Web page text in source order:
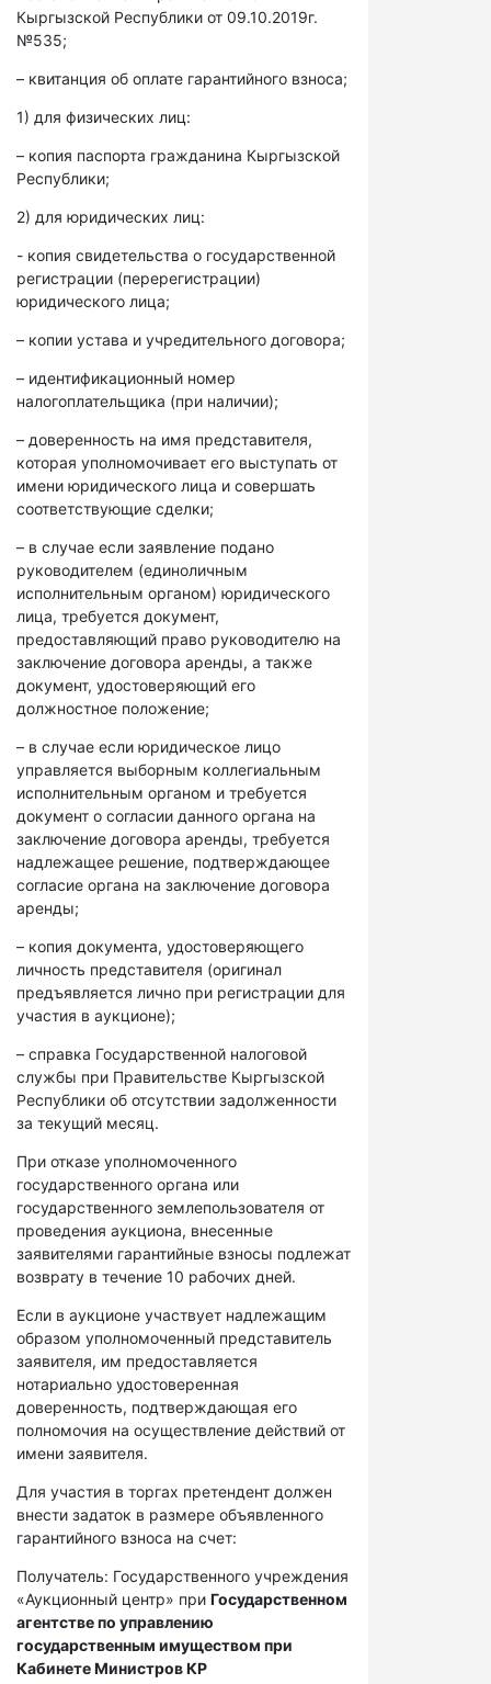
Кыргызской Республики от 09.10.2019г.
№535;
– квитанция об оплате гарантийного взноса;
1) для физических лиц:
– копия паспорта гражданина Кыргызской
Республики;
2) для юридических лиц:
- копия свидетельства о государственной
регистрации (перерегистрации)
юридического лица;
– копии устава и учредительного договора;
– идентификационный номер
налогоплательщика (при наличии);
– доверенность на имя представителя,
которая уполномочивает его выступать от
имени юридического лица и совершать
соответствующие сделки;
– в случае если заявление подано
руководителем (единоличным
исполнительным органом) юридического
лица, требуется документ,
предоставляющий право руководителю на
заключение договора аренды, а также
документ, удостоверяющий его
должностное положение;
– в случае если юридическое лицо
управляется выборным коллегиальным
исполнительным органом и требуется
документ о согласии данного органа на
заключение договора аренды, требуется
надлежащее решение, подтверждающее
согласие органа на заключение договора
аренды;
– копия документа, удостоверяющего
личность представителя (оригинал
предъявляется лично при регистрации для
участия в аукционе);
– справка Государственной налоговой
службы при Правительстве Кыргызской
Республики об отсутствии задолженности
за текущий месяц.
При отказе уполномоченного
государственного органа или
государственного землепользователя от
проведения аукциона, внесенные
заявителями гарантийные взносы подлежат
возврату в течение 10 рабочих дней.
Если в аукционе участвует надлежащим
образом уполномоченный представитель
заявителя, им предоставляется
нотариально удостоверенная
доверенность, подтверждающая его
полномочия на осуществление действий от
имени заявителя.
Для участия в торгах претендент должен
внести задаток в размере объявленного
гарантийного взноса на счет:
Получатель: Государственного учреждения
«Аукционный центр» при Государственном
агентстве по управлению
государственным имуществом при
Кабинете Министров КР